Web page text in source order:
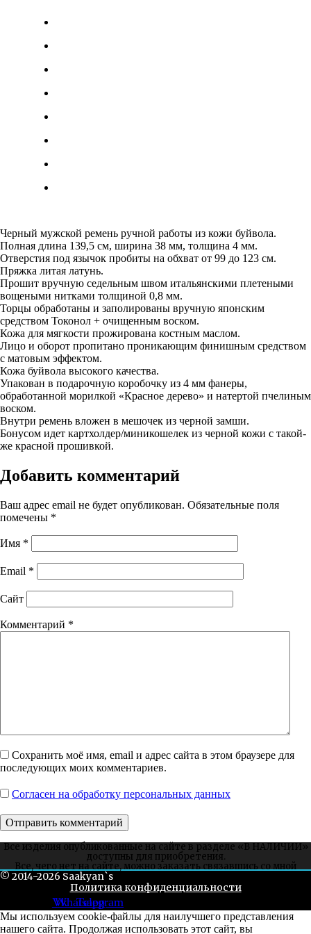
Черный мужской ремень ручной работы из кожи буйвола.
Полная длина 139,5 см, ширина 38 мм, толщина 4 мм.
Отверстия под язычок пробиты на обхват от 99 до 123 см.
Пряжка литая латунь.
Прошит вручную седельным швом итальянскими плетеными
вощеными нитками толщиной 0,8 мм.
Торцы обработаны и заполированы вручную японским
средством Токонол + очищенным воском.
Кожа для мягкости прожирована костным маслом.
Лицо и оборот пропитано проникающим финишным средством
с матовым эффектом.
Кожа буйвола высокого качества.
Упакован в подарочную коробочку из 4 мм фанеры,
обработанной морилкой «Красное дерево» и натертой пчелиным
воском.
Внутри ремень вложен в мешочек из черной замши.
Бонусом идет картхолдер/миникошелек из черной кожи с такой-
же красной прошивкой.
Добавить комментарий
Ваш адрес email не будет опубликован. Обязательные поля
помечены *
Имя *
Email *
Сайт
Комментарий *
Сохранить моё имя, email и адрес сайта в этом браузере для
последующих моих комментариев.
Согласен на обработку персональных данных
Все изделия опубликованные на сайте в разделе «В НАЛИЧИИ»
доступны для приобретения.
Все, чего нет на сайте, можно заказать связавшись со мной
через соцсети или whatsapp.
© 2014-2026 Saakyan`s
Политика конфиденциальности
Vk
Whatsapp
Telegram
Мы используем cookie-файлы для наилучшего представления
нашего сайта. Продолжая использовать этот сайт, вы